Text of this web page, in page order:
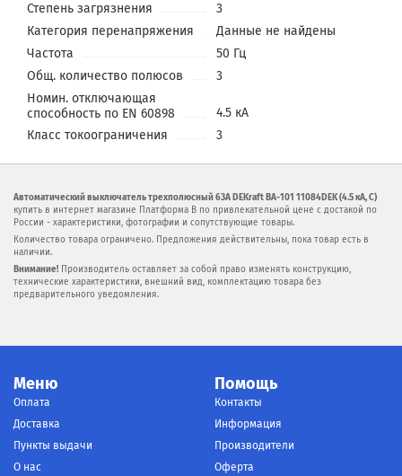
Степень загрязнения
3
Категория перенапряжения
Данные не найдены
Частота
50 Гц
Общ. количество полюсов
3
Номин. отключающая
способность по EN 60898
4.5 кА
Класс токоограничения
3
Автоматический выключатель трехполюсный 63А DEKraft ВА-101 11084DEK (4.5 кА, C)
купить в интернет магазине Платформа В по привлекательной цене с достакой по
России - характеристики, фотографии и сопутствующие товары.
Количество товара ограничено. Предложения действительны, пока товар есть в
наличии.
Внимание! Производитель оставляет за собой право изменять конструкцию,
технические характеристики, внешний вид, комплектацию товара без
предварительного уведомления.
Меню
Оплата
Доставка
Пункты выдачи
О нас
Помощь
Контакты
Информация
Производители
Оферта